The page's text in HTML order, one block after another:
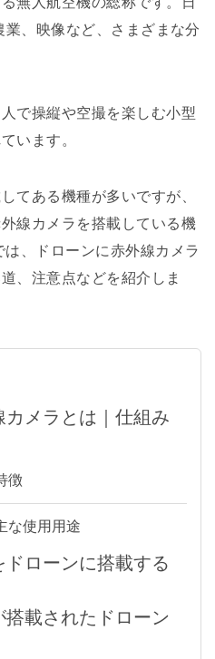
、映像など、さまざまな分
で操縦や空撮を楽しむ小型
います。
てある機種が多いですが、
線カメラを搭載している機
、ドローンに赤外線カメラ
、注意点などを紹介しま
カメラとは｜仕組み
徴
な使用用途
ローンに搭載する
載されたドローン